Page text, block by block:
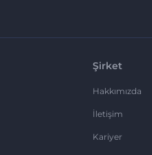
Şirket
Hakkımızda
İletişim
Kariyer